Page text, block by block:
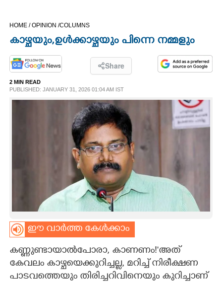
OPINION
PHOTOS
ASTRO
CARTOONS
HOME /OPINION /COLUMNS
കാഴ്ചയും,ഉൾക്കാഴ്ചയും പിന്നെ നമ്മളും
Share
2 MIN READ
PUBLISHED: JANUARY 31, 2026 01:04 AM IST
ഈ വാർത്ത കേൾക്കാം
കണ്ണുണ്ടായാൽപോരാ, കാണണം!'അത്
കേവലം കാഴ്ചയെക്കുറിച്ചല്ല, മറിച്ച് നിരീക്ഷണ
പാടവത്തെയും തിരിച്ചറിവിനെയും കുറിച്ചാണ്